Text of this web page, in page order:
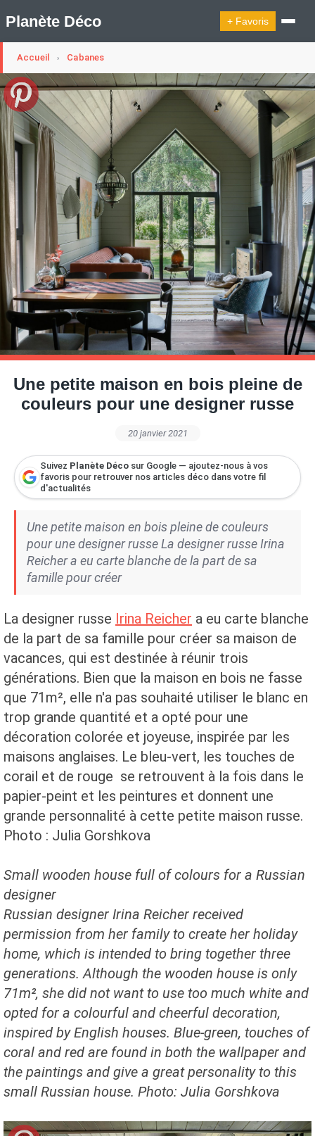
Planète Déco + Favoris
🛍︎ Shop Planète Déco ℹ︎ À propos
Appartement Design
Decoration Noël
Design Suédois En Quelques Photos
Idées Déco En 10 Photos
La Semaine Décoration Et Design
Maison En Ville
Méli-Mélo Suédois
Publi Reportage
Tendance
Interieurs Scandinaves
La Décoration Selon Votre Signe Astrologique
Les Trouvailles Déco Du Jour
Loft
Maison Appartement Écologique
Maison Container/container House
Maison D'hôtes
Maison Et Appartement Vintage
On Décode La Déco
Petite Surface
Piscine Question De Style
Renovation
Revue De Week End
Tiny House
Accueil › Cabanes
Une petite maison en bois pleine de
couleurs pour une designer russe
20 janvier 2021
Suivez Planète Déco sur Google — ajoutez-nous à vos
favoris pour retrouver nos articles déco dans votre fil
d'actualités
Une petite maison en bois pleine de couleurs
pour une designer russe La designer russe Irina
Reicher a eu carte blanche de la part de sa
famille pour créer
La designer russe Irina Reicher a eu carte blanche
de la part de sa famille pour créer sa maison de
vacances, qui est destinée à réunir trois
générations. Bien que la maison en bois ne fasse
que 71m², elle n'a pas souhaité utiliser le blanc en
trop grande quantité et a opté pour une
décoration colorée et joyeuse, inspirée par les
maisons anglaises. Le bleu-vert, les touches de
corail et de rouge se retrouvent à la fois dans le
papier-peint et les peintures et donnent une
grande personnalité à cette petite maison russe.
Photo : Julia Gorshkova
Small wooden house full of colours for a Russian
designer
Russian designer Irina Reicher received
permission from her family to create her holiday
home, which is intended to bring together three
generations. Although the wooden house is only
71m², she did not want to use too much white and
opted for a colourful and cheerful decoration,
inspired by English houses. Blue-green, touches of
coral and red are found in both the wallpaper and
the paintings and give a great personality to this
small Russian house. Photo: Julia Gorshkova